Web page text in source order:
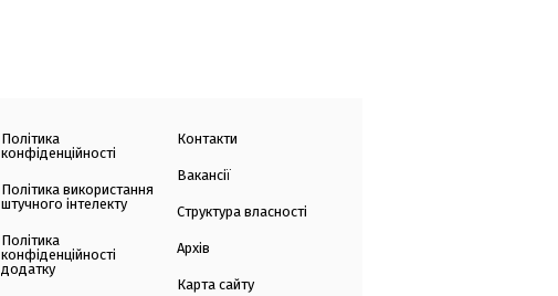
Політика
конфіденційності
Політика використання
штучного інтелекту
Політика
конфіденційності
додатку
Контакти
Вакансії
Структура власності
Архів
Карта сайту